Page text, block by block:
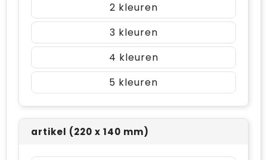
2
3
4
5
artikel (220 x 140 mm)